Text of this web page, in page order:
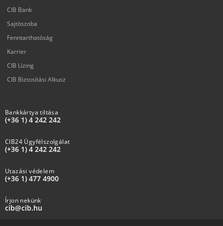
CIB Bank
Sajtószoba
Fenntarthatóság
Karrier
CIB Lízing
CIB Biztosítási Alkusz
Bankkártya tiltása
(+36 1) 4 242 242
CIB24 Ügyfélszolgálat
(+36 1) 4 242 242
Utazási védelem
(+36 1) 477 4900
Írjon nekünk
cib@cib.hu